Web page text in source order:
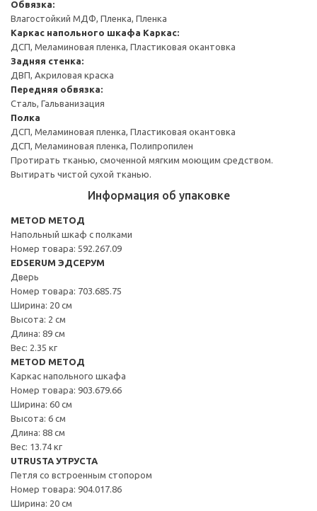
Обвязка:
Влагостойкий МДФ, Пленка, Пленка
Каркас напольного шкафа Каркас:
ДСП, Меламиновая пленка, Пластиковая окантовка
Задняя стенка:
ДВП, Акриловая краска
Передняя обвязка:
Сталь, Гальванизация
Полка
ДСП, Меламиновая пленка, Пластиковая окантовка
ДСП, Меламиновая пленка, Полипропилен
Протирать тканью, смоченной мягким моющим средством.
Вытирать чистой сухой тканью.
Информация об упаковке
METOD МЕТОД
Напольный шкаф с полками
Номер товара: 592.267.09
EDSERUM ЭДСЕРУМ
Дверь
Номер товара: 703.685.75
Ширина: 20 см
Высота: 2 см
Длина: 89 см
Вес: 2.35 кг
METOD МЕТОД
Каркас напольного шкафа
Номер товара: 903.679.66
Ширина: 60 см
Высота: 6 см
Длина: 88 см
Вес: 13.74 кг
UTRUSTA УТРУСТА
Петля со встроенным стопором
Номер товара: 904.017.86
Ширина: 20 см